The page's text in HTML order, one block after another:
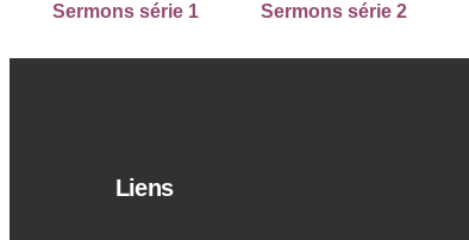
Sermons série 1 Sermons série 2
Liens